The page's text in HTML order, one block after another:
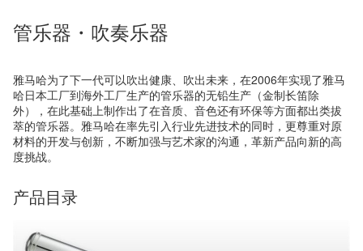
管乐器・吹奏乐器
雅马哈为了下一代可以吹出健康、吹出未来，在2006年实现了雅马
哈日本工厂到海外工厂生产的管乐器的无铅生产（金制长笛除
外），在此基础上制作出了在音质、音色还有环保等方面都出类拔
萃的管乐器。雅马哈在率先引入行业先进技术的同时，更尊重对原
材料的开发与创新，不断加强与艺术家的沟通，革新产品向新的高
度挑战。
产品目录